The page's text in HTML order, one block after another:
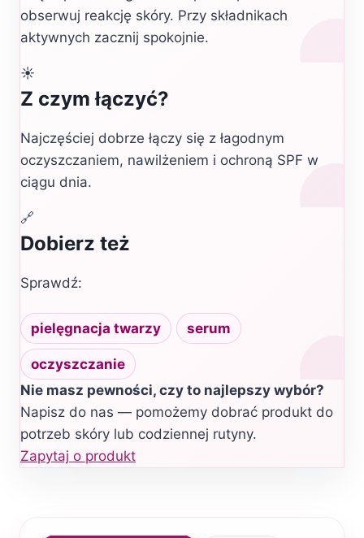
obserwuj reakcję skóry. Przy składnikach
aktywnych zacznij spokojnie.
☀️
Z czym łączyć?
Najczęściej dobrze łączy się z łagodnym
oczyszczaniem, nawilżeniem i ochroną SPF w
ciągu dnia.
🔗
Dobierz też
Sprawdź:
pielęgnacja twarzy serum
oczyszczanie
Nie masz pewności, czy to najlepszy wybór?
Napisz do nas — pomożemy dobrać produkt do
potrzeb skóry lub codziennej rutyny.
Zapytaj o produkt